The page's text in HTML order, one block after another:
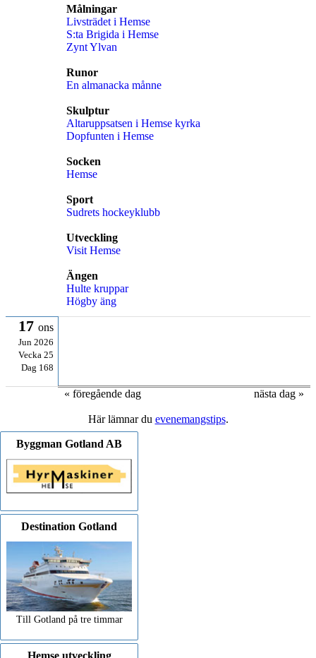
Målningar
Livsträdet i Hemse
S:ta Brigida i Hemse
Zynt Ylvan
Runor
En almanacka månne
Skulptur
Altaruppsatsen i Hemse kyrka
Dopfunten i Hemse
Socken
Hemse
Sport
Sudrets hockeyklubb
Utveckling
Visit Hemse
Ängen
Hulte kruppar
Högby äng
17 ons
Jun 2026
Vecka 25
Dag 168
« föregående dag nästa dag »
Här lämnar du evenemangstips.
Byggman Gotland AB
Destination Gotland
Till Gotland på tre timmar